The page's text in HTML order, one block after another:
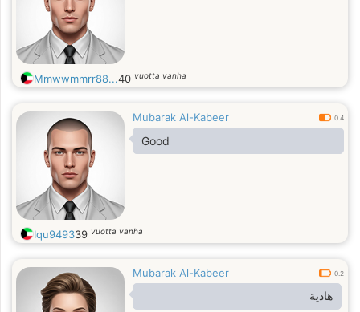
Mmwwmmrr88...40 vuotta vanha
Mubarak Al-Kabeer 0.4
Good
Iqu949339 vuotta vanha
Mubarak Al-Kabeer 0.2
هادية